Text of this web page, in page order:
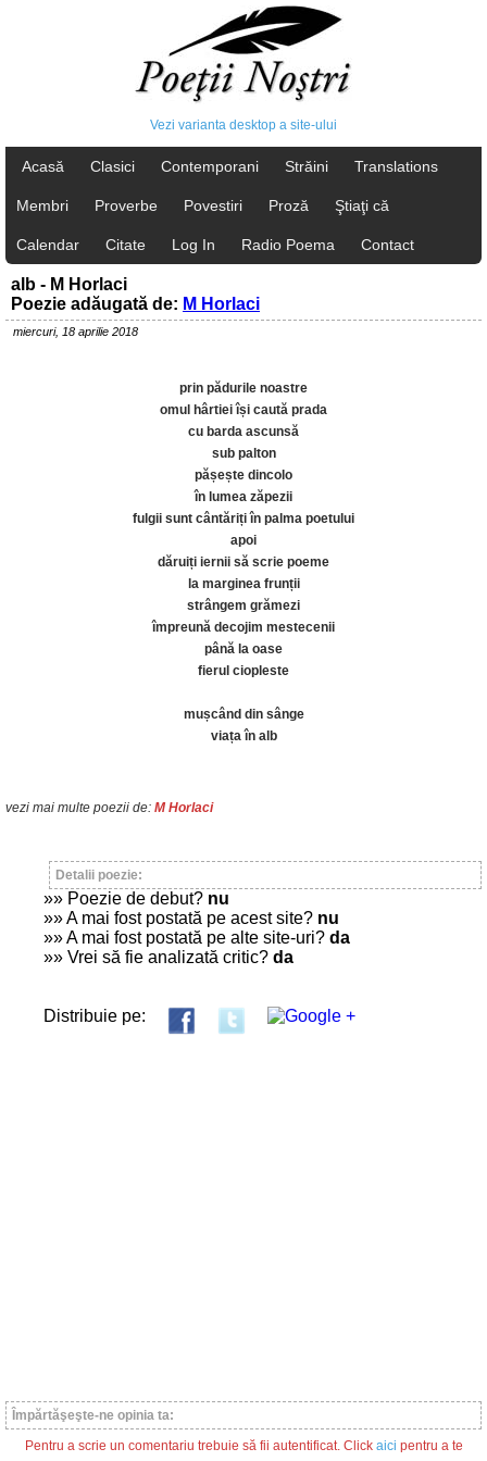
Vezi varianta desktop a site-ului
Acasă Clasici Contemporani Străini Translations
Membri Proverbe Povestiri Proză Ştiaţi că
Calendar Citate Log In Radio Poema Contact
alb - M Horlaci
Poezie adăugată de: M Horlaci
miercuri, 18 aprilie 2018
prin pădurile noastre
omul hârtiei își caută prada
cu barda ascunsă
sub palton
pășește dincolo
în lumea zăpezii
fulgii sunt cântăriți în palma poetului
apoi
dăruiți iernii să scrie poeme
la marginea frunții
strângem grămezi
împreună decojim mestecenii
până la oase
fierul ciopleste
mușcând din sânge
viața în alb
vezi mai multe poezii de: M Horlaci
Detalii poezie:
»» Poezie de debut? nu
»» A mai fost postată pe acest site? nu
»» A mai fost postată pe alte site-uri? da
»» Vrei să fie analizată critic? da
Distribuie pe:
Împărtăşeşte-ne opinia ta:
Pentru a scrie un comentariu trebuie să fii autentificat. Click aici pentru a te